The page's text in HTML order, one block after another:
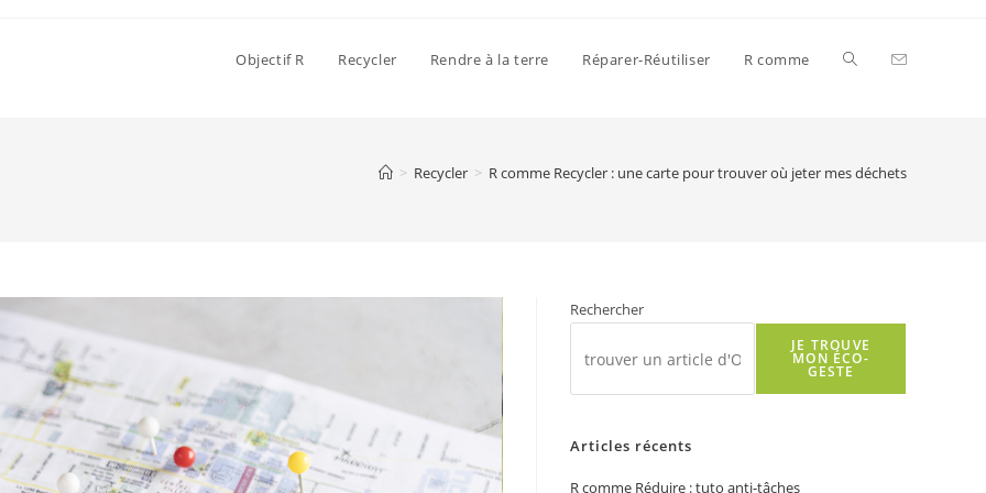
Objectif R Recycler Rendre à la terre Réparer-Réutiliser R comme Toggle
> Recycler > R comme Recycler : une carte pour trouver où jeter mes déchets
Rechercher
JE TROUVE
MON ÉCO-
GESTE
Articles récents
R comme Réduire : tuto anti-tâches